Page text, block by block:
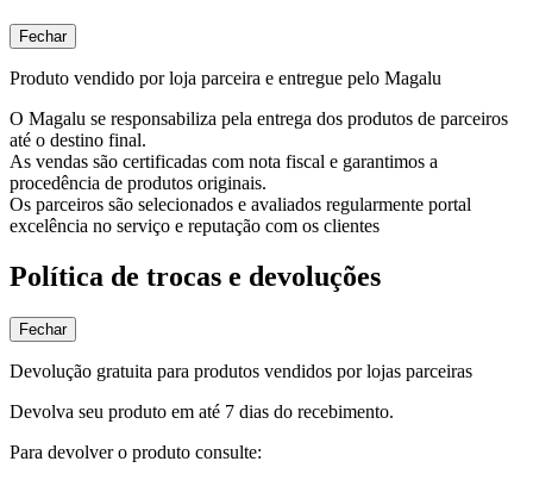
Fechar
Produto vendido por loja parceira e entregue pelo Magalu
O Magalu se responsabiliza pela entrega dos produtos de parceiros
até o destino final.
As vendas são certificadas com nota fiscal e garantimos a
procedência de produtos originais.
Os parceiros são selecionados e avaliados regularmente portal
excelência no serviço e reputação com os clientes
Política de trocas e devoluções
Fechar
Devolução gratuita para produtos vendidos por lojas parceiras
Devolva seu produto em até 7 dias do recebimento.
Para devolver o produto consulte: